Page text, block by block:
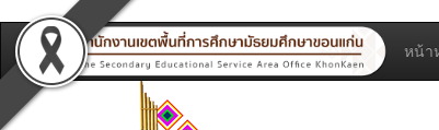
หน้า